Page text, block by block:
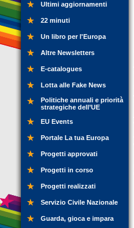
Ultimi aggiornamenti
22 minuti
Un libro per l'Europa
Altre Newsletters
E-catalogues
Lotta alle Fake News
Politiche annuali e priorità
strategiche dell’UE
EU Events
Portale La tua Europa
Progetti approvati
Progetti in corso
Progetti realizzati
Servizio Civile Nazionale
Guarda, gioca e impara